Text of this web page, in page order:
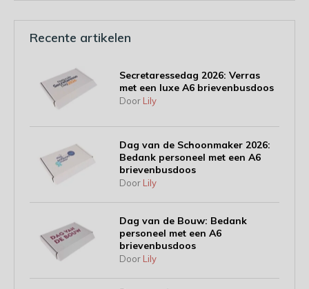
Recente artikelen
Secretaressedag 2026: Verras
met een luxe A6 brievenbusdoos
Door Lily
Dag van de Schoonmaker 2026:
Bedank personeel met een A6
brievenbusdoos
Door Lily
Dag van de Bouw: Bedank
personeel met een A6
brievenbusdoos
Door Lily